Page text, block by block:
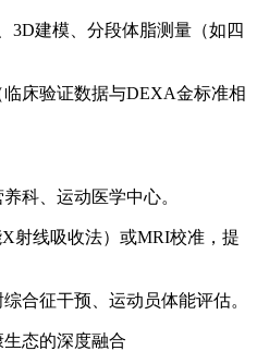
3D建模、分段体脂测量（如四
床验证数据与DEXA金标准相
科、运动医学中心。
射线吸收法）或MRI校准，提
合征干预、运动员体能评估。
态的深度融合